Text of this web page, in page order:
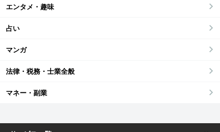
エンタメ・趣味
占い
マンガ
法律・税務・士業全般
マネー・副業